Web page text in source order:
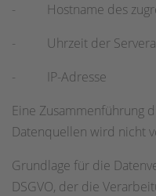
- Hostname des
- Uhrzeit der
- IP-Adresse
Eine Zusammenführung
Datenquellen wird nicht
Grundlage für die
DSGVO, der die